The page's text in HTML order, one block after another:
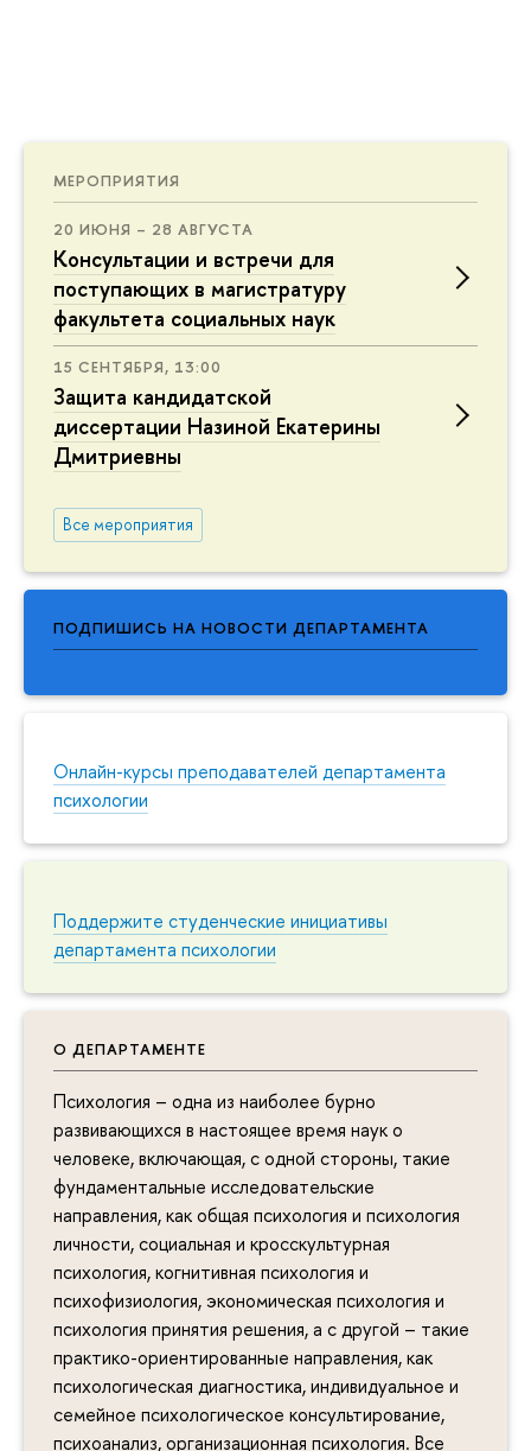
МЕРОПРИЯТИЯ
20 ИЮНЯ – 28 АВГУСТА
Консультации и встречи для
поступающих в магистратуру
факультета социальных наук
15 СЕНТЯБРЯ, 13:00
Защита кандидатской
диссертации Назиной Екатерины
Дмитриевны
Все мероприятия
ПОДПИШИСЬ НА НОВОСТИ ДЕПАРТАМЕНТА
Онлайн-курсы преподавателей департамента
психологии
Поддержите студенческие инициативы
департамента психологии
О ДЕПАРТАМЕНТЕ
Психология – одна из наиболее бурно
развивающихся в настоящее время наук о
человеке, включающая, с одной стороны, такие
фундаментальные исследовательские
направления, как общая психология и психология
личности, социальная и кросскультурная
психология, когнитивная психология и
психофизиология, экономическая психология и
психология принятия решения, а с другой – такие
практико-ориентированные направления, как
психологическая диагностика, индивидуальное и
семейное психологическое консультирование,
психоанализ, организационная психология. Все